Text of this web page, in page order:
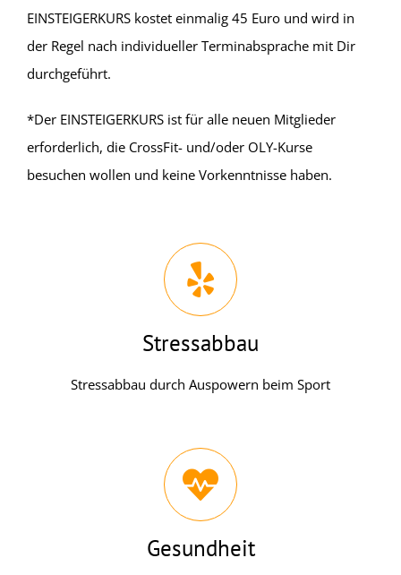
EINSTEIGERKURS kostet einmalig 45 Euro und wird in
der Regel nach individueller Terminabsprache mit Dir
durchgeführt.
*Der EINSTEIGERKURS ist für alle neuen Mitglieder
erforderlich, die CrossFit- und/oder OLY-Kurse
besuchen wollen und keine Vorkenntnisse haben.
Stressabbau
Stressabbau durch Auspowern beim Sport
Gesundheit